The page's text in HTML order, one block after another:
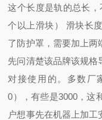
这个长度是轨的总长
个以上滑块） 滑块长
了防护罩，需要加上两
先问清楚该品牌该规格
对接使用的。多数厂
0），有些是3000，这
户想事先在机器上加